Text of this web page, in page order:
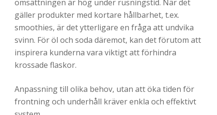
omsättningen är hög under rusningstid. När det
gäller produkter med kortare hållbarhet, t.ex.
smoothies, är det ytterligare en fråga att undvika
svinn. För öl och soda däremot, kan det förutom att
inspirera kunderna vara viktigt att förhindra
krossade flaskor.
Anpassning till olika behov, utan att öka tiden för
frontning och underhåll kräver enkla och effektivt